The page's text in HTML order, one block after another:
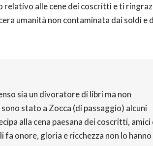
relativo alle cene dei coscritti e ti
umanità non contaminata dai soldi e
sia un divoratore di libri ma non
stato a Zocca (di passaggio) alcuni
alla cena paesana dei coscritti, amici
onore, gloria e ricchezza non lo hanno